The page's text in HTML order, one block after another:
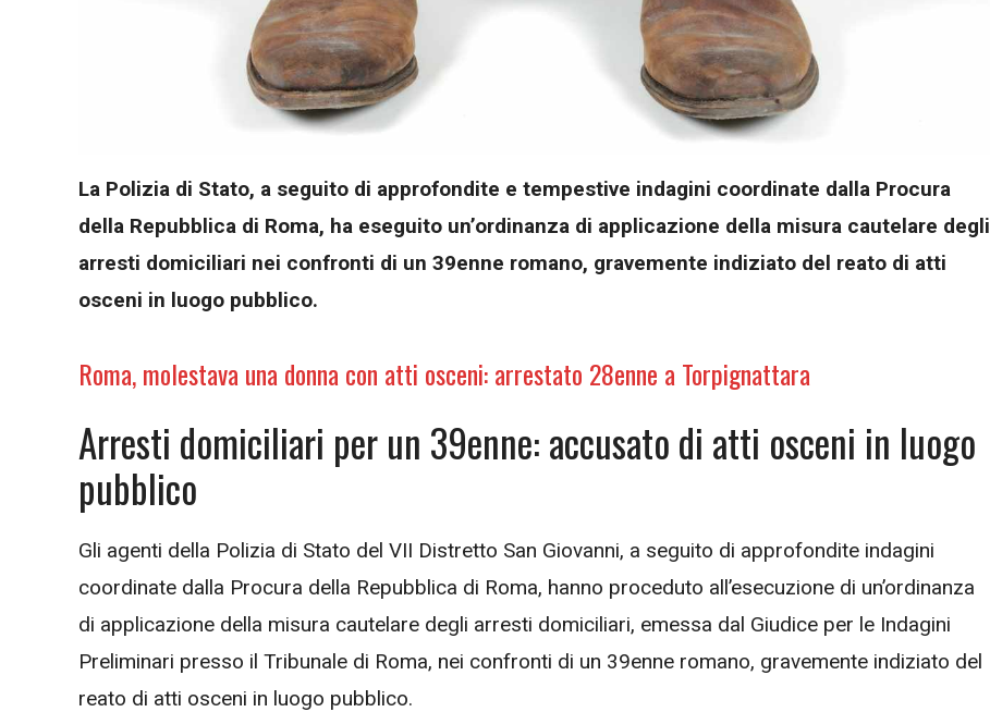
La Polizia di Stato, a seguito di approfondite e tempestive indagini coordinate dalla Procura
della Repubblica di Roma, ha eseguito un’ordinanza di applicazione della misura cautelare degli
arresti domiciliari nei confronti di un 39enne romano, gravemente indiziato del reato di atti
osceni in luogo pubblico.
Roma, molestava una donna con atti osceni: arrestato 28enne a Torpignattara
Arresti domiciliari per un 39enne: accusato di atti osceni in luogo
pubblico
Gli agenti della Polizia di Stato del VII Distretto San Giovanni, a seguito di approfondite indagini
coordinate dalla Procura della Repubblica di Roma, hanno proceduto all’esecuzione di un’ordinanza
di applicazione della misura cautelare degli arresti domiciliari, emessa dal Giudice per le Indagini
Preliminari presso il Tribunale di Roma, nei confronti di un 39enne romano, gravemente indiziato del
reato di atti osceni in luogo pubblico.